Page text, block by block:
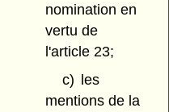
nomination en
vertu de
l'article 23;
c) les
mentions de la